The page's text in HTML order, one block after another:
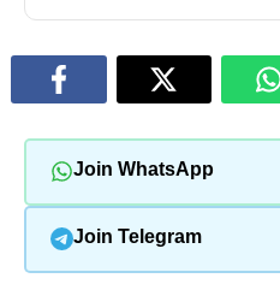
Join WhatsApp
Join Telegram